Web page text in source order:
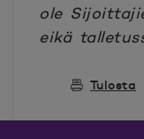
ole
eikä
Tulosta